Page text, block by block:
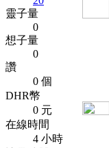
靈子量
0
想子量
0
讚
0 個
DHR幣
0 元
在線時間
4 小時